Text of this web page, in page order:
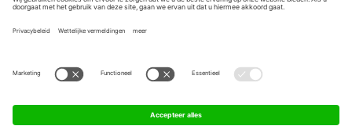
Contact
FAQ
Werken bij ons
Algemene Voorwaarden